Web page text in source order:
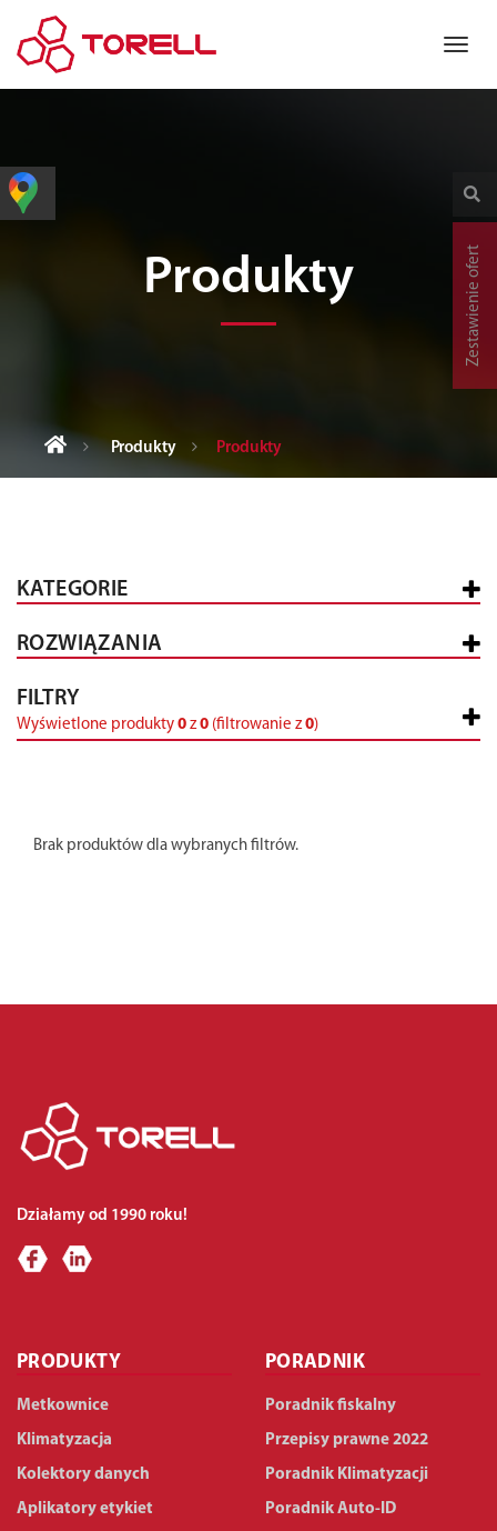
Produkty
Produkty Produkty
KATEGORIE
ROZWIĄZANIA
FILTRY
Wyświetlone produkty 0 z0 (filtrowanie z0)
Brak produktów dla wybranych filtrów.
Działamy od 1990 roku!
PRODUKTY
Metkownice
Klimatyzacja
Kolektory danych
Aplikatory etykiet
PORADNIK
Poradnik fiskalny
Przepisy prawne 2022
Poradnik Klimatyzacji
Poradnik Auto-ID
Zestawienie ofert